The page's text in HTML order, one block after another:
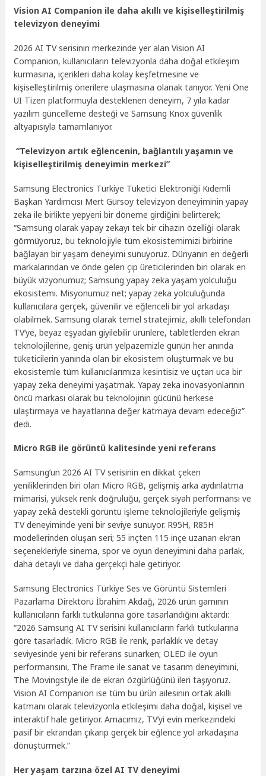
Vision AI Companion ile daha akıllı ve kişiselleştirilmiş
televizyon deneyimi
2026 AI TV serisinin merkezinde yer alan Vision AI
Companion, kullanıcıların televizyonla daha doğal etkileşim
kurmasına, içerikleri daha kolay keşfetmesine ve
kişiselleştirilmiş önerilere ulaşmasına olanak tanıyor. Yeni One
UI Tizen platformuyla desteklenen deneyim, 7 yıla kadar
yazılım güncelleme desteği ve Samsung Knox güvenlik
altyapısıyla tamamlanıyor.
“Televizyon artık eğlencenin, bağlantılı yaşamın ve
kişiselleştirilmiş deneyimin merkezi”
Samsung Electronics Türkiye Tüketici Elektroniği Kıdemli
Başkan Yardımcısı Mert Gürsoy televizyon deneyiminin yapay
zeka ile birlikte yepyeni bir döneme girdiğini belirterek;
“Samsung olarak yapay zekayı tek bir cihazın özelliği olarak
görmüyoruz, bu teknolojiyle tüm ekosistemimizi birbirine
bağlayan bir yaşam deneyimi sunuyoruz. Dünyanın en değerli
markalarından ve önde gelen çip üreticilerinden biri olarak en
büyük vizyonumuz; Samsung yapay zeka yaşam yolculuğu
ekosistemi. Misyonumuz net; yapay zeka yolculuğunda
kullanıcılara gerçek, güvenilir ve eğlenceli bir yol arkadaşı
olabilmek. Samsung olarak temel stratejimiz, akıllı telefondan
TV’ye, beyaz eşyadan giyilebilir ürünlere, tabletlerden ekran
teknolojilerine, geniş ürün yelpazemizle günün her anında
tüketicilerin yanında olan bir ekosistem oluşturmak ve bu
ekosistemle tüm kullanıcılarımıza kesintisiz ve uçtan uca bir
yapay zeka deneyimi yaşatmak. Yapay zeka inovasyonlarının
öncü markası olarak bu teknolojinin gücünü herkese
ulaştırmaya ve hayatlarına değer katmaya devam edeceğiz”
dedi.
Micro RGB ile görüntü kalitesinde yeni referans
Samsung’un 2026 AI TV serisinin en dikkat çeken
yeniliklerinden biri olan Micro RGB, gelişmiş arka aydınlatma
mimarisi, yüksek renk doğruluğu, gerçek siyah performansı ve
yapay zekâ destekli görüntü işleme teknolojileriyle gelişmiş
TV deneyiminde yeni bir seviye sunuyor. R95H, R85H
modellerinden oluşan seri; 55 inçten 115 inçe uzanan ekran
seçenekleriyle sinema, spor ve oyun deneyimini daha parlak,
daha detaylı ve daha gerçekçi hale getiriyor.
Samsung Electronics Türkiye Ses ve Görüntü Sistemleri
Pazarlama Direktörü İbrahim Akdağ, 2026 ürün gamının
kullanıcıların farklı tutkularına göre tasarlandığını aktardı:
“2026 Samsung AI TV serisini kullanıcıların farklı tutkularına
göre tasarladık. Micro RGB ile renk, parlaklık ve detay
seviyesinde yeni bir referans sunarken; OLED ile oyun
performansını, The Frame ile sanat ve tasarım deneyimini,
The Movingstyle ile de ekran özgürlüğünü ileri taşıyoruz.
Vision AI Companion ise tüm bu ürün ailesinin ortak akıllı
katmanı olarak televizyonla etkileşimi daha doğal, kişisel ve
interaktif hale getiriyor. Amacımız, TV’yi evin merkezindeki
pasif bir ekrandan çıkarıp gerçek bir eğlence yol arkadaşına
dönüştürmek.”
Her yaşam tarzına özel AI TV deneyimi